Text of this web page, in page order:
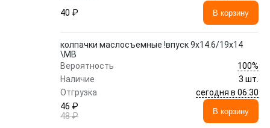
40 ₽
В корзину
колпачки маслосъемные !впуск 9x14.6/19x14
\MB
Вероятность
100%
Наличие
3 шт.
Отгрузка
сегодня в 06:30
46 ₽
48 ₽
В корзину